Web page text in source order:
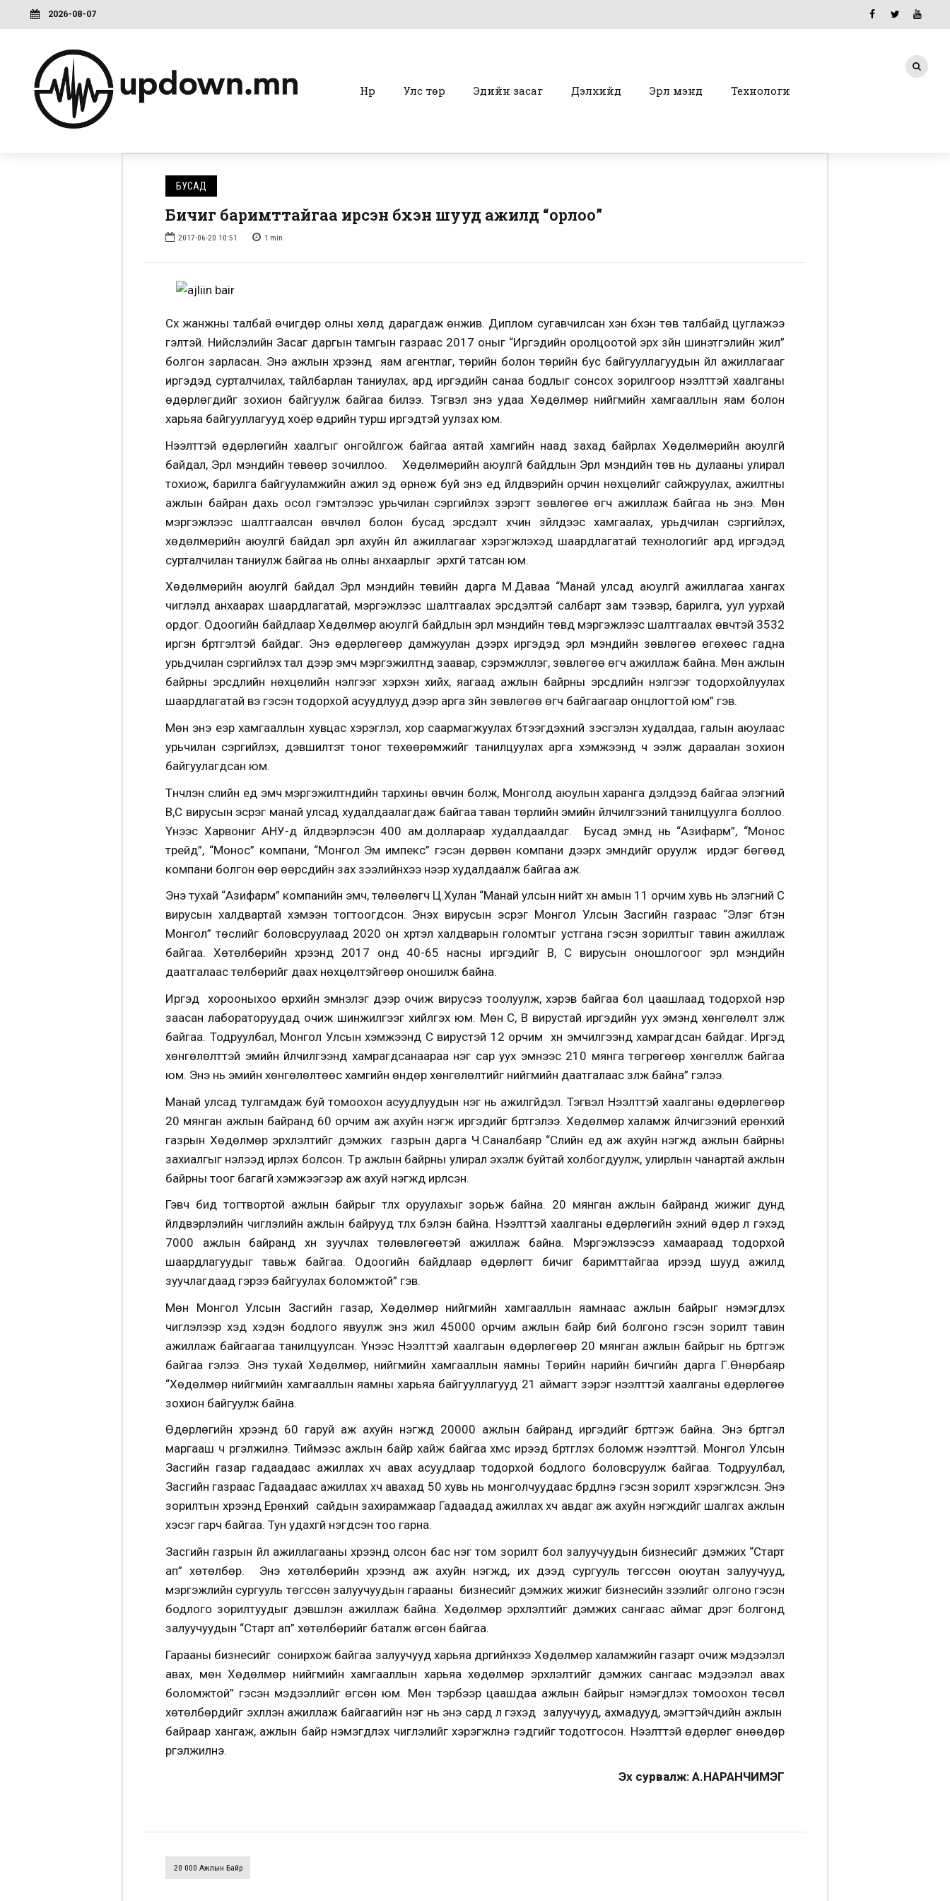
2026-08-07
Нүүр Улс төр Эдийн засаг Дэлхийд Эрүүл мэнд Технологи
БУСАД
Бичиг баримттайгаа ирсэн бүхэн шууд ажилд “орлоо”
2017-06-20 10:51 1 min
Сүх жанжны талбай өчигдөр олны хөлд дарагдаж өнжив. Диплом сугавчилсан хэн бүхэн төв талбайд цуглажээ
гэлтэй. Нийслэлийн Засаг даргын тамгын газраас 2017 оныг “Иргэдийн оролцоотой эрх зүйн шинэтгэлийн жил”
болгон зарласан. Энэ ажлын хүрээнд яам агентлаг, төрийн болон төрийн бус байгууллагуудын үйл ажиллагааг
иргэдэд сурталчилах, тайлбарлан таниулах, ард иргэдийн санаа бодлыг сонсох зорилгоор нээлттэй хаалганы
өдөрлөгүүдийг зохион байгуулж байгаа билээ. Тэгвэл энэ удаа Хөдөлмөр нийгмийн хамгааллын яам болон
харьяа байгууллагууд хоёр өдрийн турш иргэдтэй уулзах юм.
Нээлттэй өдөрлөгийн хаалгыг онгойлгож байгаа аятай хамгийн наад захад байрлах Хөдөлмөрийн аюулгүй
байдал, Эрүүл мэндийн төвөөр зочиллоо. Хөдөлмөрийн аюулгүй байдлын Эрүүл мэндийн төв нь дулааны улирал
тохиож, барилга байгууламжийн ажил эд өрнөж буй энэ үед үйлдвэрийн орчин нөхцөлийг сайжруулах, ажилтны
ажлын байран дахь осол гэмтэлээс урьчилан сэргийлэх зэрэгт зөвлөгөө өгч ажиллаж байгаа нь энэ. Мөн
мэргэжлээс шалтгаалсан өвчлөл болон бусад эрсдэлт хүчин зүйлүүдээс хамгаалах, урьдчилан сэргийлэх,
хөдөлмөрийн аюулгүй байдал эрүүл ахуйн үйл ажиллагааг хэрэгжүүлэхэд шаардлагатай технологийг ард иргэдэд
сурталчилан таниулж байгаа нь олны анхаарлыг эрхгүй татсан юм.
Хөдөлмөрийн аюулгүй байдал Эрүүл мэндийн төвийн дарга М.Даваа “Манай улсад аюулгүй ажиллагаа хангах
чиглэлд анхаарах шаардлагатай, мэргэжлээс шалтгаалах эрсдэлтэй салбарт зам тээвэр, барилга, уул уурхай
ордог. Одоогийн байдлаар Хөдөлмөр аюулгүй байдлын эрүүл мэндийн төвд мэргэжлээс шалтгаалах өвчтэй 3532
иргэн бүртгэлтэй байдаг. Энэ өдөрлөгөөр дамжуулан дээрх иргэдэд эрүүл мэндийн зөвлөгөө өгөхөөс гадна
урьдчилан сэргийлэх тал дээр эмч мэргэжилтнүүд заавар, сэрэмжлүүлэг, зөвлөгөө өгч ажиллаж байна. Мөн ажлын
байрны эрсдлийн нөхцөлийн үнэлгээг хэрхэн хийх, яагаад ажлын байрны эрсдлийн үнэлгээг тодорхойлуулах
шаардлагатай вэ гэсэн тодорхой асуудлууд дээр арга зүйн зөвлөгөө өгч байгаагаар онцлогтой юм” гэв.
Мөн энэ үеэр хамгааллын хувцас хэрэглэл, хор саармагжуулах бүтээгдэхүүний үзэсгэлэн худалдаа, галын аюулаас
урьчилан сэргийлэх, дэвшилтэт тоног төхөөрөмжийг танилцуулах арга хэмжээнүүд ч ээлж дараалан зохион
байгуулагдсан юм.
Түүнчлэн сүүлийн үед эмч мэргэжилтнүүдийн тархины өвчин болж, Монголд аюулын харанга дэлдээд байгаа элэгний
В,С вирусын эсрэг манай улсад худалдаалагдаж байгаа таван төрлийн эмийн үйлчилгээний танилцуулга боллоо.
Үүнээс Харвониг АНУ-д үйлдвэрлэсэн 400 ам.доллараар худалдаалдаг. Бусад эмнүүд нь “Азифарм”, “Монос
трейд”, “Монос” компани, “Монгол Эм импекс” гэсэн дөрвөн компани дээрх эмнүүдийг оруулж ирдэг бөгөөд
компани болгон өөр өөрсдийн зах зээлийнхээ үнээр худалдаалж байгаа аж.
Энэ тухай “Азифарм” компанийн эмч, төлөөлөгч Ц.Хулан “Манай улсын нийт хүн амын 11 орчим хувь нь элэгний С
вирусын халдвартай хэмээн тогтоогдсон. Энэхүү вирусын эсрэг Монгол Улсын Засгийн газраас “Элэг бүтэн
Монгол” төслийг боловсруулаад 2020 он хүртэл халдварын голомтыг устгана гэсэн зорилтыг тавин ажиллаж
байгаа. Хөтөлбөрийн хүрээнд 2017 онд 40-65 насны иргэдийг B, C вирусын оношлогоог эрүүл мэндийн
даатгалаас төлбөрийг даах нөхцөлтэйгөөр оношилж байна.
Иргэд хорооныхоо өрхийн эмнэлэг дээр очиж вирусээ тоолуулж, хэрэв байгаа бол цаашлаад тодорхой нэр
заасан лабораторуудад очиж шинжилгээг хийлгэх юм. Мөн С, В вирустай иргэдийн уух эмэнд хөнгөлөлт үзүүлж
байгаа. Тодруулбал, Монгол Улсын хэмжээнд С вирустэй 12 орчим хүн эмчилгээнд хамрагдсан байдаг. Иргэд
хөнгөлөлттэй эмийн үйлчилгээнд хамрагдсанаараа нэг сар уух эмнээс 210 мянга төгрөгөөр хөнгөлүүлж байгаа
юм. Энэ нь эмийн хөнгөлөлтөөс хамгийн өндөр хөнгөлөлтийг нийгмийн даатгалаас үзүүлж байна” гэлээ.
Манай улсад тулгамдаж буй томоохон асуудлуудын нэг нь ажилгүйдэл. Тэгвэл Нээлттэй хаалганы өдөрлөгөөр
20 мянган ажлын байранд 60 орчим аж ахуйн нэгж иргэдийг бүртгэлээ. Хөдөлмөр халамж үйлчигээний ерөнхий
газрын Хөдөлмөр эрхлэлтийг дэмжих газрын дарга Ч.Саналбаяр “Сүүлийн үед аж ахуйн нэгжүүд ажлын байрны
захиалгыг нэлээд ирүүлэх болсон. Түр ажлын байрны улирал эхэлж буйтай холбогдуулж, улирлын чанартай ажлын
байрны тоог багагүй хэмжээгээр аж ахуй нэгжүүд ирүүлсэн.
Гэвч бид тогтвортой ажлын байрыг түлхүү оруулахыг зорьж байна. 20 мянган ажлын байранд жижиг дунд
үйлдвэрлэлийн чиглэлийн ажлын байрууд түлхүү бэлэн байна. Нээлттэй хаалганы өдөрлөгийн эхний өдөр л гэхэд
7000 ажлын байранд хүн зуучлах төлөвлөгөөтэй ажиллаж байна. Мэргэжлээсээ хамаараад тодорхой
шаардлагуудыг тавьж байгаа. Одоогийн байдлаар өдөрлөгт бичиг баримттайгаа ирээд шууд ажилд
зуучлагдаад гэрээ байгуулах боломжтой” гэв.
Мөн Монгол Улсын Засгийн газар, Хөдөлмөр нийгмийн хамгааллын яамнаас ажлын байрыг нэмэгдүүлэх
чиглэлээр хэд хэдэн бодлого явуулж энэ жил 45000 орчим ажлын байр бий болгоно гэсэн зорилт тавин
ажиллаж байгаагаа танилцуулсан. Үүнээс Нээлттэй хаалгаын өдөрлөгөөр 20 мянган ажлын байрыг нь бүртгэж
байгаа гэлээ. Энэ тухай Хөдөлмөр, нийгмийн хамгааллын яамны Төрийн нарийн бичгийн дарга Г.Өнөрбаяр
“Хөдөлмөр нийгмийн хамгааллын яамны харьяа байгууллагууд 21 аймагт зэрэг нээлттэй хаалганы өдөрлөгөө
зохион байгуулж байна.
Өдөрлөгийн хүрээнд 60 гаруй аж ахуйн нэгжүүд 20000 ажлын байранд иргэдийг бүртгэж байна. Энэ бүртгэл
маргааш ч үргэлжилнэ. Тиймээс ажлын байр хайж байгаа хүмүүс ирээд бүртгүүлэх боломж нээлттэй. Монгол Улсын
Засгийн газар гадаадаас ажиллах хүч авах асуудлаар тодорхой бодлого боловсруулж байгаа. Тодруулбал,
Засгийн газраас Гадаадаас ажиллах хүч авахад 50 хувь нь монголчуудаас бүрдүүлнэ гэсэн зорилт хэрэгжүүлсэн. Энэ
зорилтын хүрээнд Ерөнхий сайдын захирамжаар Гадаадад ажиллах хүч авдаг аж ахуйн нэгжүүдийг шалгах ажлын
хэсэг гарч байгаа. Тун удахгүй нэгдсэн тоо гарна.
Засгийн газрын үйл ажиллагааны хүрээнд олсон бас нэг том зорилт бол залуучуудын бизнесийг дэмжих “Старт
ап” хөтөлбөр. Энэ хөтөлбөрийн хүрээнд аж ахуйн нэгжүүд, их дээд сургууль төгссөн оюутан залуучууд,
мэргэжлийн сургууль төгссөн залуучуудын гарааны бизнесийг дэмжих жижиг бизнесийн зээлийг олгоно гэсэн
бодлого зорилтуудыг дэвшүүлэн ажиллаж байна. Хөдөлмөр эрхлэлтийг дэмжих сангаас аймаг дүүрэг болгонд
залуучуудын “Старт ап” хөтөлбөрийг баталж өгсөн байгаа.
Гарааны бизнесийг сонирхож байгаа залуучууд харьяа дүүргийнхээ Хөдөлмөр халамжийн газарт очиж мэдээлэл
авах, мөн Хөдөлмөр нийгмийн хамгааллын харьяа хөдөлмөр эрхлэлтийг дэмжих сангаас мэдээлэл авах
боломжтой” гэсэн мэдээллийг өгсөн юм. Мөн тэрбээр цаашдаа ажлын байрыг нэмэгдүүлэх томоохон төсөл
хөтөлбөрүүдийг эхлүүлэн ажиллаж байгаагийн нэг нь энэ сард л гэхэд залуучууд, ахмадууд, эмэгтэйчүүдийн ажлын
байраар хангаж, ажлын байр нэмэгдүүлэх чиглэлийг хэрэгжүүлнэ гэдгийг тодотгосон. Нээлттэй өдөрлөг өнөөдөр
үргэлжилнэ.
Эх сурвалж: А.НАРАНЧИМЭГ
20 000 Ажлын Байр